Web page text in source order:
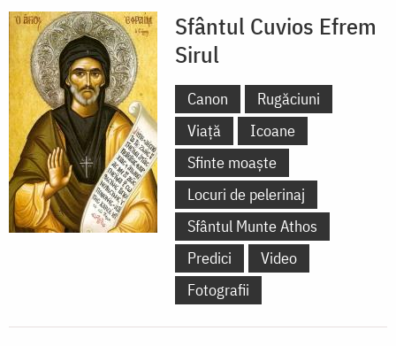
Sfântul Cuvios Efrem
Sirul
Canon
Rugăciuni
Viață
Icoane
Sfinte moaște
Locuri de pelerinaj
Sfântul Munte Athos
Predici
Video
Fotografii